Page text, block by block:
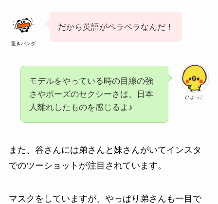
驚きパンダ
だから英語がペラペラなんだ！
ひよっこ
モデルをやっている時の目線の強
さやポーズのセクシーさは、日本
人離れしたものを感じるよ♪
また、谷さんには弟さんと妹さんがいてインスタ
でのツーショットが注目されています。
マスクをしていますが、やっぱり弟さんも一目で